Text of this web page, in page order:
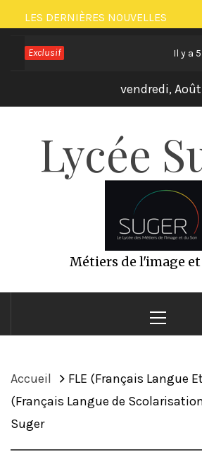
Passer
au
contenu
LES DERNIÈRES NOUVELLES
Exclusif Il y a 5
vendredi,
Lycée
Métiers de l'image
principal
Accueil
FLE (Français Langue
(Français Langue de
Suger